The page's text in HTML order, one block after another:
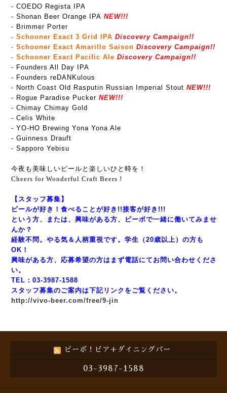
- COEDO Regista IPA
- Shonan Beer Orange IPA NEW!!!
- Brimmer Porter
- Schooner Exact 3 Grid IPA Discovery Campaign!!
- Schooner Exact Amarillo Saison Discovery Campaign!!
- Schooner Exact Pacific Ale Discovery Campaign!!
- Founders All Day IPA
- Founders reDANKulous
- North Coast Old Rasputin Russian Imperial Stout NEW!!!
- Rogue Paradise Pucker NEW!!!
- Chimay Chimay Gold
- Celis White
- YO-HO Brewing Yona Yona Ale
- Guinness Drauft
- Sapporo Yebisu
今夜も美味しいビールと楽しいひと時を！
Cheers for Wonderful Craft Beers！
【スタッフ募集】
ビールが好き！食べることが好き!!接客が好き!!!
という方、または、興味がある方、ビーボで一緒に働いてみませ
んか？
経験不問。やる気＆人柄重視です。学生（20歳以上）の方も
OK！
興味がある方、応募希望の方はまず電話にてお問い合わせくださ
い。
TEL：03-3987-1588
スタッフ募集のご案内は下記リンクをご覧ください。
http://vivo-beer.com/free/9-jin
ビーボ！ビア＋ダイニングバー
03-3987-1588